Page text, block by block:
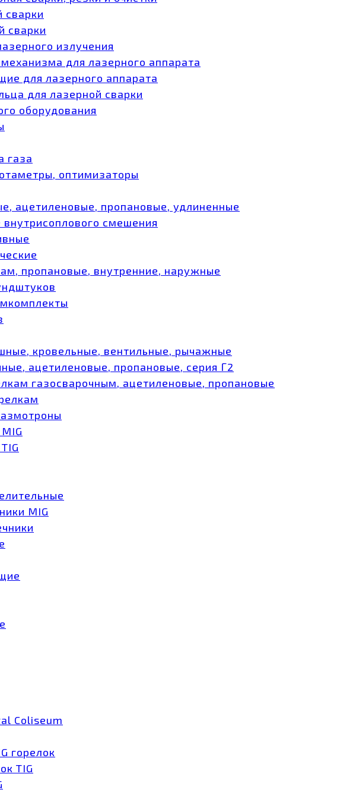
сварки
сварки
излучения
для лазерного аппарата
для лазерного аппарата
для лазерной сварки
оборудования
газа
оптимизаторы
ацетиленовые, пропановые, удлиненные
смешения
пропановые, внутренние, наружные
кровельные, вентильные, рычажные
ацетиленовые, пропановые, серия Г2
газосварочным, ацетиленовые, пропановые
MIG
Coliseum
горелок
TIG